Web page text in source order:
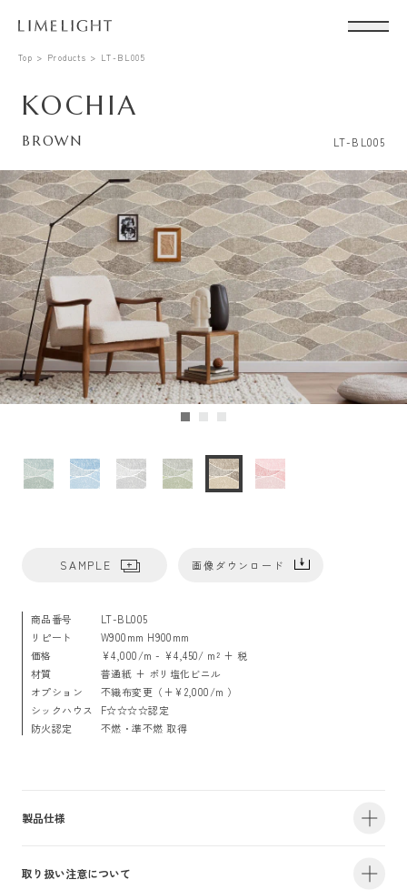
Top Products LT-BL005
KOCHIA
BROWN LT-BL005
SAMPLE 画像ダウンロード
商品番号
LT-BL005
リピート
W900mm H900mm
価格
¥4,000/m - ¥4,450/ m² + 税
材質
普通紙 + ポリ塩化ビニル
オプション
不織布変更（+¥2,000/m ）
シックハウス
F☆☆☆☆認定
防火認定
不燃・準不燃 取得
製品仕様
・サイズ
940mm×47m（有効巾900mm・m切売り）
取り扱い注意について